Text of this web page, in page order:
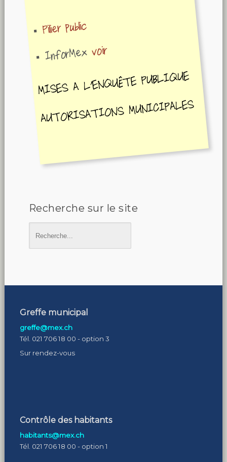
Pilier public
InforMexvoir
MISES A L'ENQUÊTE PUBLIQUE
AUTORISATIONS MUNICIPALES
Recherche sur le site
Greffe municipal
greffe@mex.ch
Tél. 021 706 18 00 - option 3
Sur rendez-vous
Contrôle des habitants
habitants@mex.ch
Tél. 021 706 18 00 - option 1